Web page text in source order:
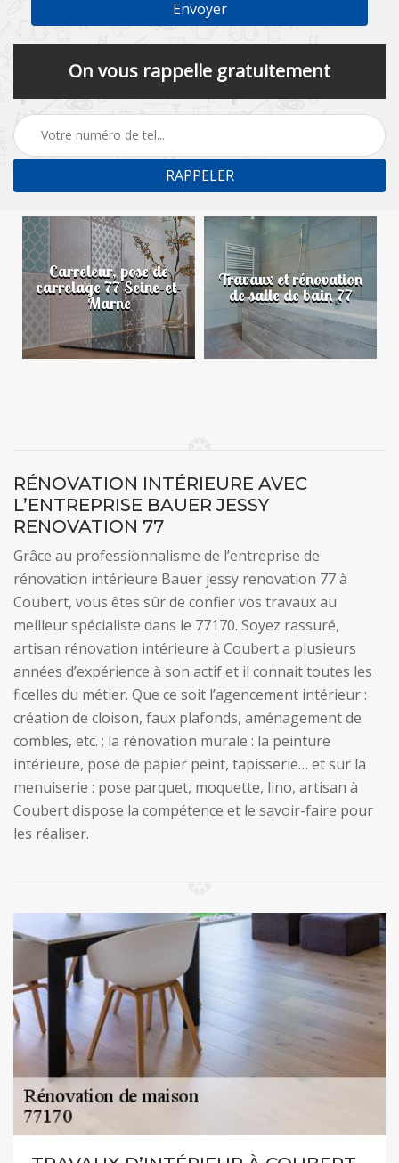
On vous rappelle gratuitement
Carreleur, pose de
carrelage 77 Seine-et-
Marne
Travaux et rénovation
de salle de bain 77
RÉNOVATION INTÉRIEURE AVEC
L’ENTREPRISE BAUER JESSY
RENOVATION 77
Grâce au professionnalisme de l’entreprise de
rénovation intérieure Bauer jessy renovation 77 à
Coubert, vous êtes sûr de confier vos travaux au
meilleur spécialiste dans le 77170. Soyez rassuré,
artisan rénovation intérieure à Coubert a plusieurs
années d’expérience à son actif et il connait toutes les
ficelles du métier. Que ce soit l’agencement intérieur :
création de cloison, faux plafonds, aménagement de
combles, etc. ; la rénovation murale : la peinture
intérieure, pose de papier peint, tapisserie… et sur la
menuiserie : pose parquet, moquette, lino, artisan à
Coubert dispose la compétence et le savoir-faire pour
les réaliser.